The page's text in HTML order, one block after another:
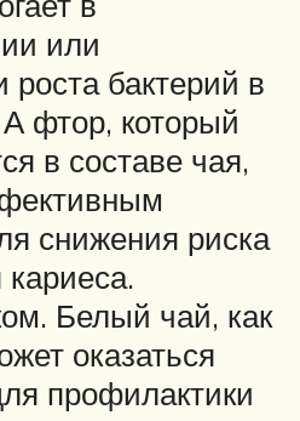
или
бактерий в
фтор, который
в составе чая,
снижения риска
Белый чай, как
оказаться
профилактики